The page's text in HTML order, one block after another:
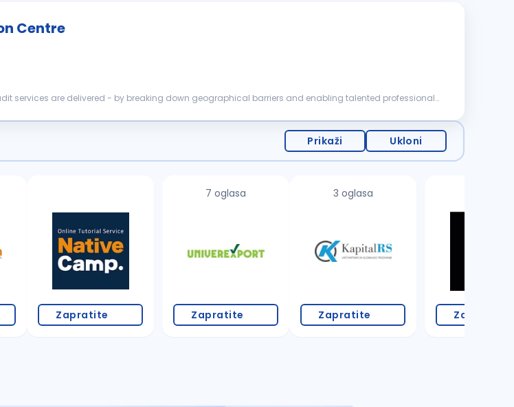
Centre
services are delivered - by breaking down geographical barriers and enabling talented professionals
Prikaži Ukloni
Zapratite
7 oglasa
Zapratite
3 oglasa
Zapratite Zapratite